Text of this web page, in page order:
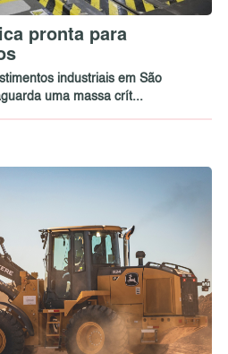
pronta para
industriais em São
uma massa crít...